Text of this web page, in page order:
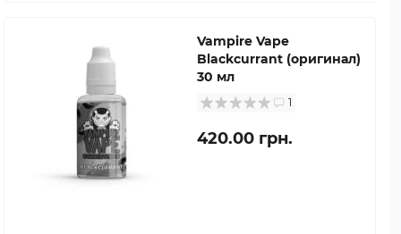
Vampire Vape
Blackcurrant (оригинал)
30 мл
1
420.00 грн.